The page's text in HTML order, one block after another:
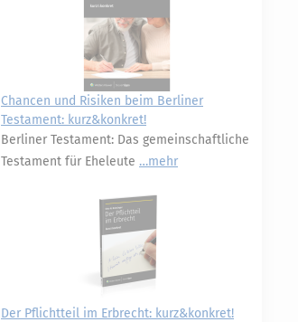
Chancen und Risiken beim Berliner
Testament: kurz&konkret!
Berliner Testament: Das gemeinschaftliche
Testament für Eheleute
mehr
Der Pflichtteil im Erbrecht: kurz&konkret!